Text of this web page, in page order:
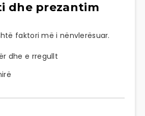
dhe prezantim
faktori më i nënvlerësuar.
dhe e rregullt